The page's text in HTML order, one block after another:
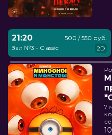
21:20
Зал №3 - Classic
500 / 550 руб.
2D
7